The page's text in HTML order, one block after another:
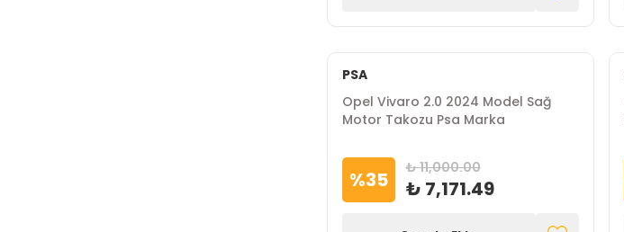
PSA
Opel Vivaro 2.0 2024 Model Sağ
Motor Takozu Psa Marka
%35 ₺ 11,000.00
₺ 7,171.49